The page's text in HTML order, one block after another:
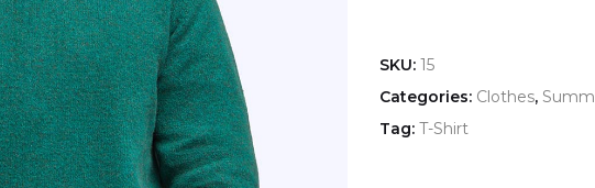
SKU: 15
Categories: Clothes,
Tag: T-Shirt